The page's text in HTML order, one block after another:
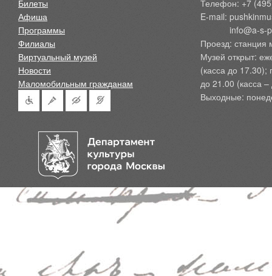
Билеты
Афиша
Программы
Филиалы
Виртуальный музей
Новости
Маломобильным гражданам
Телефон: +7
E-mail:
Проезд: станция
Музей открыт:
(касса до 17.30);
до 21.00 (касса
Выходные: